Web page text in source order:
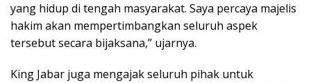
yang hidup di tengah masyarakat. Saya percaya majelis
hakim akan mempertimbangkan seluruh aspek
tersebut secara bijaksana,” ujarnya.
King Jabar juga mengajak seluruh pihak untuk